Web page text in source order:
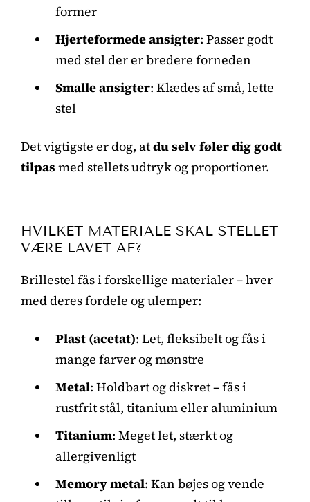
former
Hjerteformede ansigter: Passer godt
med stel der er bredere forneden
Smalle ansigter: Klædes af små, lette
stel
Det vigtigste er dog, atdu selv føler dig godt
tilpasmed stellets udtryk og proportioner.
HVILKET MATERIALE SKAL STELLET
VÆRE LAVET AF?
Brillestel fås i forskellige materialer – hver
med deres fordele og ulemper:
Plast (acetat): Let, fleksibelt og fås i
mange farver og mønstre
Metal: Holdbart og diskret – fås i
rustfrit stål, titanium eller aluminium
Titanium: Meget let, stærkt og
allergivenligt
Memory metal: Kan bøjes og vende